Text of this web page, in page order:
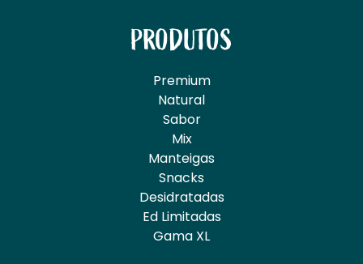
PRODUTOS
Premium
Natural
Sabor
Mix
Manteigas
Snacks
Desidratadas
Ed Limitadas
Gama XL